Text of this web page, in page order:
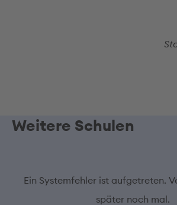
Weitere Schulen
Ein Systemfehler ist aufgetreten.
später noch mal.